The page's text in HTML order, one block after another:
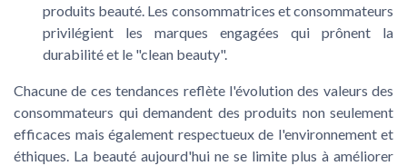
produits beauté. Les consommatrices et consommateurs
privilégient les marques engagées qui prônent la
durabilité et le "clean beauty".
Chacune de ces tendances reflète l'évolution des valeurs des
consommateurs qui demandent des produits non seulement
efficaces mais également respectueux de l'environnement et
éthiques. La beauté aujourd'hui ne se limite plus à améliorer